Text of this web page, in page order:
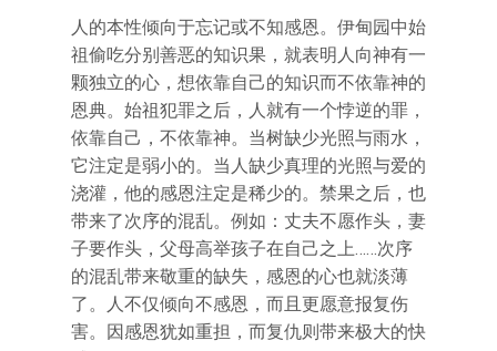
人的本性倾向于忘记或不知感恩。伊甸园中始
祖偷吃分别善恶的知识果，就表明人向神有一
颗独立的心，想依靠自己的知识而不依靠神的
恩典。始祖犯罪之后，人就有一个悖逆的罪，
依靠自己，不依靠神。当树缺少光照与雨水，
它注定是弱小的。当人缺少真理的光照与爱的
浇灌，他的感恩注定是稀少的。禁果之后，也
带来了次序的混乱。例如：丈夫不愿作头，妻
子要作头，父母高举孩子在自己之上……次序
的混乱带来敬重的缺失，感恩的心也就淡薄
了。人不仅倾向不感恩，而且更愿意报复伤
害。因感恩犹如重担，而复仇则带来极大的快